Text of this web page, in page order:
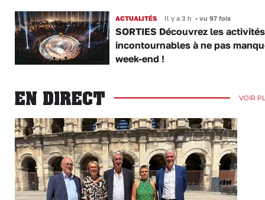
ACTUALITÉS Il y a 3 h •vu 97 fois
SORTIES Découvrez les activités
incontournables à ne pas
week-end !
EN DIRECT VOIR